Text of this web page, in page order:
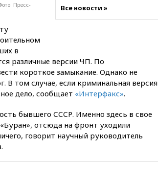
19:00 Открытое горение на
складе в Брянске
сухогрузам в Черном море
18:47 Школьники из РФ стали
абсолютными чемпионами на
олимпиаде по ИИ
результате удара ВСУ по
многоэтажке в Керчи
18:25Беспилотник атаковал
Все новости »
Пресс-
в
различные версии ЧП. По
короткое замыкание. Однако не
В том случае, если криминальная версия
дело, сообщает «Интерфакс».
бывшего СССР. Именно здесь в свое
отсюда на фронт уходили
говорит научный руководитель